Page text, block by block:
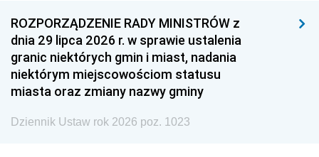
ROZPORZĄDZENIE RADY MINISTRÓW z
dnia 29 lipca 2026 r. w sprawie ustalenia
granic niektórych gmin i miast, nadania
niektórym miejscowościom statusu
miasta oraz zmiany nazwy gminy
Dziennik Ustaw rok 2026 poz. 1023